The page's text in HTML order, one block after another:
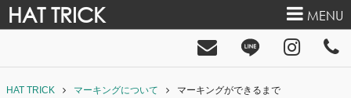
HAT TRICK MENU
HAT TRICK マーキングについて マーキングができるまで